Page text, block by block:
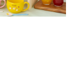
魅力を画面や操作の
派で骨太な評論連載